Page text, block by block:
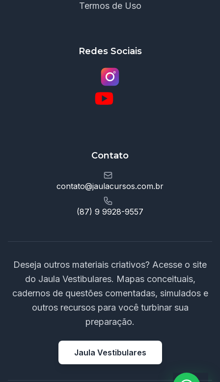
Termos de Uso
Redes Sociais
Contato
contato@jaulacursos.com.br
(87) 9 9928-9557
Deseja outros materiais criativos? Acesse o site
do Jaula Vestibulares. Mapas conceituais,
cadernos de questões comentadas, simulados e
outros recursos para você turbinar sua
preparação.
Jaula Vestibulares